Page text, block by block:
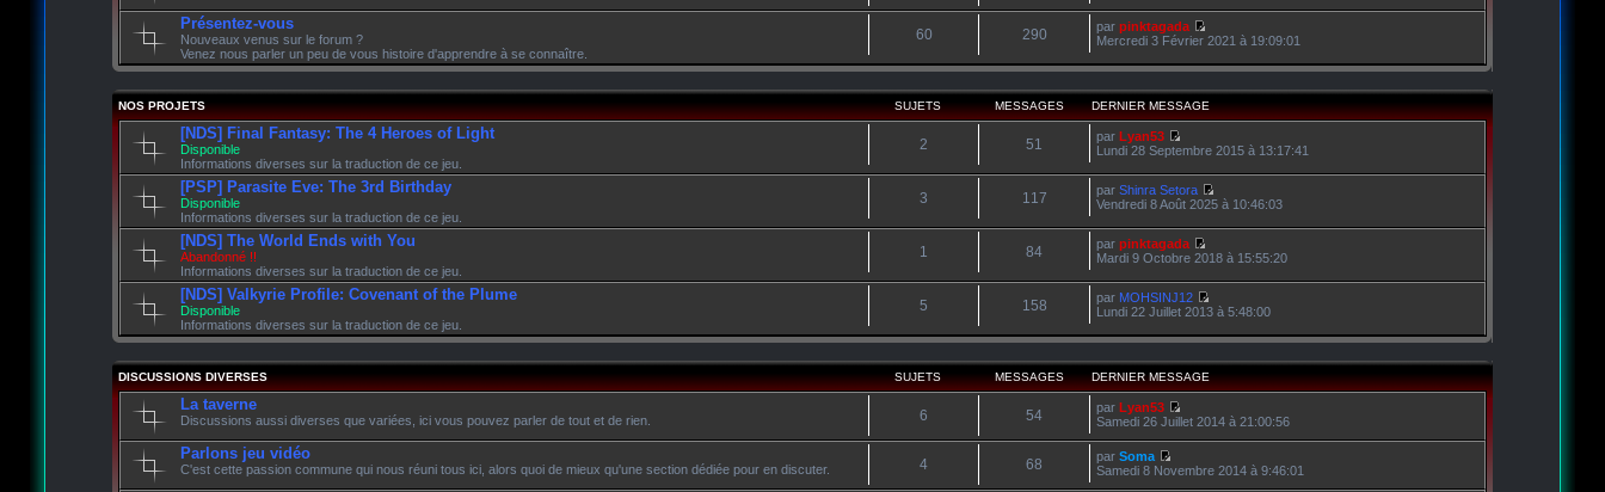
Présentez-vous
Nouveaux venus sur le forum ?
Venez nous parler un peu de vous histoire d'apprendre à se connaître.
60 290 par pinktagada
Mercredi 3 Février 2021 à 19:09:01
NOS PROJETS SUJETS MESSAGES DERNIER MESSAGE
[NDS] Final Fantasy: The 4 Heroes of Light
Disponible
Informations diverses sur la traduction de ce jeu.
2 51 par Lyan53
Lundi 28 Septembre 2015 à 13:17:41
[PSP] Parasite Eve: The 3rd Birthday
Disponible
Informations diverses sur la traduction de ce jeu.
3 117 par Shinra Setora
Vendredi 8 Août 2025 à 10:46:03
[NDS] The World Ends with You
Abandonné !!
Informations diverses sur la traduction de ce jeu.
1 84 par pinktagada
Mardi 9 Octobre 2018 à 15:55:20
[NDS] Valkyrie Profile: Covenant of the Plume
Disponible
Informations diverses sur la traduction de ce jeu.
5 158 par MOHSINJ12
Lundi 22 Juillet 2013 à 5:48:00
DISCUSSIONS DIVERSES SUJETS MESSAGES DERNIER MESSAGE
La taverne
Discussions aussi diverses que variées, ici vous pouvez parler de tout et de rien. 6 54 par Lyan53
Samedi 26 Juillet 2014 à 21:00:56
Parlons jeu vidéo
C'est cette passion commune qui nous réuni tous ici, alors quoi de mieux qu'une section dédiée pour en discuter. 4 68 par Soma
Samedi 8 Novembre 2014 à 9:46:01